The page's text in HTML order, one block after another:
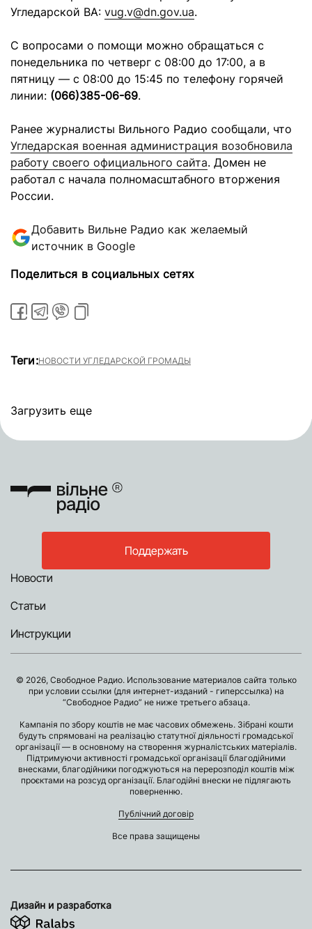
Угледарской ВА: vug.v@dn.gov.ua.
С вопросами о помощи можно обращаться с
понедельника по четверг с 08:00 до 17:00, а в
пятницу — с 08:00 до 15:45 по телефону горячей
линии: (066)385-06-69.
Ранее журналисты Вильного Радио сообщали, что
Угледарская военная администрация возобновила
работу своего официального сайта. Домен не
работал с начала полномасштабного вторжения
России.
Добавить Вильне Радио как желаемый
источник в Google
Поделиться в социальных сетях
Теги:НОВОСТИ УГЛЕДАРСКОЙ ГРОМАДЫ
Загрузить еще
Поддержать
Новости
Статьи
Инструкции
© 2026, Свободное Радио. Использование материалов сайта только
при условии ссылки (для интернет-изданий - гиперссылка) на
“Свободное Радио” не ниже третьего абзаца.
Кампанія по збору коштів не має часових обмежень. Зібрані кошти
будуть спрямовані на реалізацію статутної діяльності громадської
організації — в основному на створення журналістських матеріалів.
Підтримуючи активності громадської організації благодійними
внесками, благодійники погоджуються на перерозподіл коштів між
проєктами на розсуд організації. Благодійні внески не підлягають
поверненню.
Публічний договір
Все права защищены
Дизайн и разработка